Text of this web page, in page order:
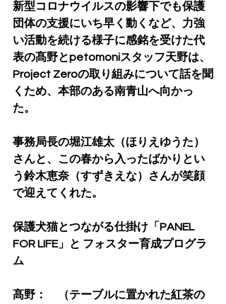
新型コロナウイルスの影響下でも保護
団体の支援にいち早く動くなど、力強
い活動を続ける様子に感銘を受けた代
表の髙野とpetomoniスタッフ天野は、
Project Zeroの取り組みについて話を聞
くため、本部のある南青山へ向かっ
た。
事務局長の堀江雄太（ほりえゆうた）
さんと、この春から入ったばかりとい
う鈴木恵奈（すずきえな）さんが笑顔
で迎えてくれた。
保護犬猫とつながる仕掛け「PANEL
FOR LIFE」と フォスター育成プログラ
ム
髙野：　（テーブルに置かれた紅茶の